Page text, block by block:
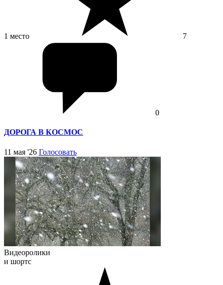
1 место 7
0
ДОРОГА В КОСМОС
11 мая '26 Голосовать
Видеоролики
и шортс